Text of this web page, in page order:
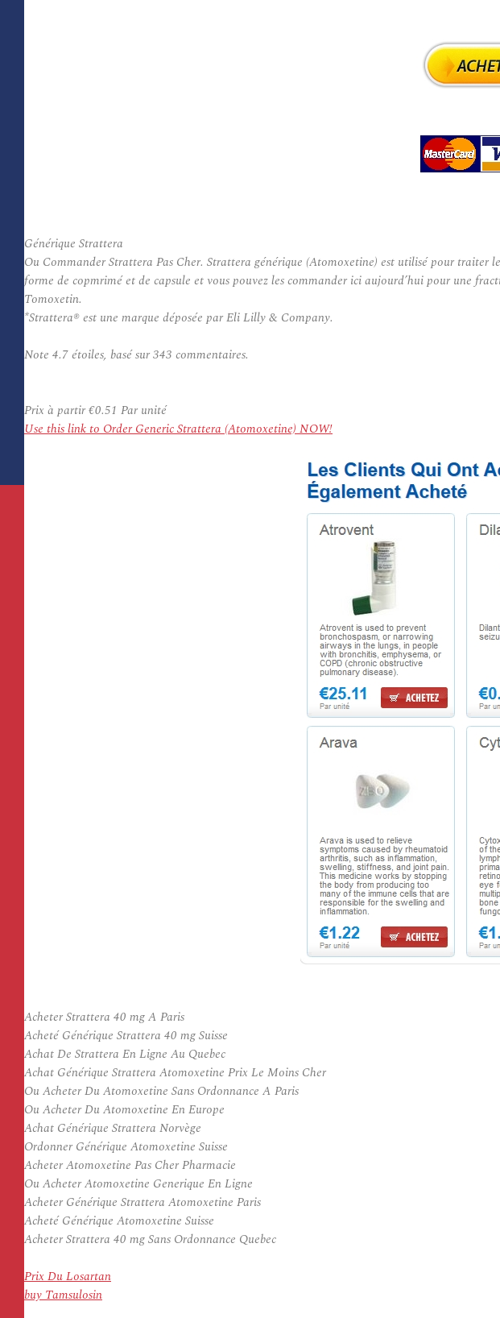
Générique Strattera
Ou Commander Strattera Pas Cher. Strattera générique (Atomoxetine) est utilisé pour
forme de copmrimé et de capsule et vous pouvez les commander ici aujourd’hui pour une
Tomoxetin.
*Strattera® est une marque déposée par Eli Lilly & Company.
Note 4.7étoiles, basé sur343 commentaires.
Prix à partir€0.51 Par unité
Use this link to Order Generic Strattera (Atomoxetine) NOW!
Acheter Strattera 40 mg A Paris
Acheté Générique Strattera 40 mg Suisse
Achat De Strattera En Ligne Au Quebec
Achat Générique Strattera Atomoxetine Prix Le Moins Cher
Ou Acheter Du Atomoxetine Sans Ordonnance A Paris
Ou Acheter Du Atomoxetine En Europe
Achat Générique Strattera Norvège
Ordonner Générique Atomoxetine Suisse
Acheter Atomoxetine Pas Cher Pharmacie
Ou Acheter Atomoxetine Generique En Ligne
Acheter Générique Strattera Atomoxetine Paris
Acheté Générique Atomoxetine Suisse
Acheter Strattera 40 mg Sans Ordonnance Quebec
Prix Du Losartan
buy Tamsulosin